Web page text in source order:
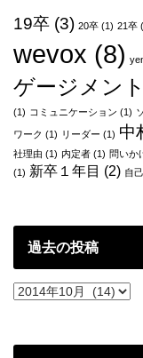
19卒 (3) 20卒 (1) 21卒
wevox (8)
ゲージメント
(1) コミュニケーション (1)
ワーク (1) リーダー (1) 中
社理由 (1) 内定者 (1) 問いか
(1) 新卒１年目 (2) 自
過去の投稿
過
投